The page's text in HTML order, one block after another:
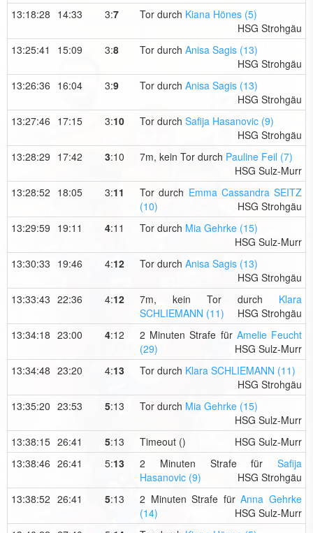
13:18:28 14:33 3:7 Tor durch Kiana Hönes (5)
HSG Strohgäu
13:25:41
15:09 3:8 Tor durch Anisa Sagis (13)
HSG Strohgäu
13:26:36 16:04 3:9 Tor durch Anisa Sagis (13)
HSG Strohgäu
13:27:46 17:15 3:10 Tor durch Safija Hasanovic (9)
HSG Strohgäu
13:28:29 17:42 3:10 7m, kein Tor durch Pauline Feil (7)
HSG Sulz-Murr
13:28:52 18:05 3:11 Tor durch Emma Cassandra SEITZ
(10)
HSG Strohgäu
13:29:59 19:11 4:11 Tor durch Mia Gehrke (15)
HSG Sulz-Murr
13:30:33 19:46 4:12 Tor durch Anisa Sagis (13)
HSG Strohgäu
13:33:43 22:36 4:12 7m, kein Tor durch Klara
SCHLIEMANN (11)
HSG Strohgäu
13:34:18 23:00 4:12 2 Minuten Strafe für Amelie Feucht
(29)
HSG Sulz-Murr
13:34:48 23:20 4:13 Tor durch Klara SCHLIEMANN (11)
HSG Strohgäu
13:35:20 23:53 5:13 Tor durch Mia Gehrke (15)
HSG Sulz-Murr
13:38:15 26:41 5:13 Timeout ()
HSG Sulz-Murr
13:38:46 26:41 5:13 2 Minuten Strafe für Safija
Hasanovic (9)
HSG Strohgäu
13:38:52 26:41 5:13 2 Minuten Strafe fürAnna Gehrke
(14)
HSG Sulz-Murr